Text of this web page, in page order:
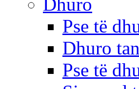
Pse të
Dhuro
Pse të